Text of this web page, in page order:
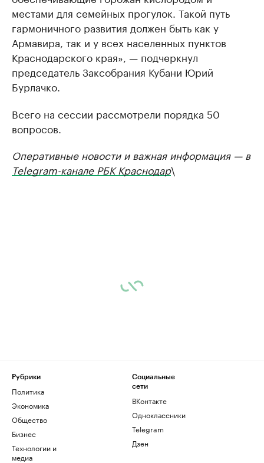
местами для семейных прогулок. Такой путь
гармоничного развития должен быть как у
Армавира, так и у всех населенных пунктов
Краснодарского края», — подчеркнул
председатель Заксобрания Кубани Юрий
Бурлачко.
Всего на сессии рассмотрели порядка 50
вопросов.
Оперативные новости и важная информация — в
Telegram-канале РБК Краснодар\
Рубрики
Политика
Экономика
Общество
Бизнес
Технологии и
медиа
Социальные
сети
ВКонтакте
Одноклассники
Telegram
Дзен